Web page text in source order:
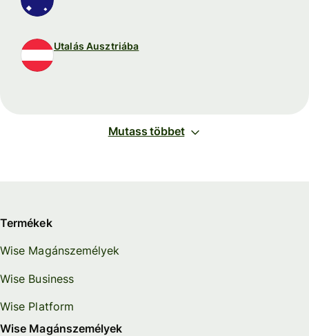
Utalás Ausztriába
Mutass többet
Termékek
Wise Magánszemélyek
Wise Business
Wise Platform
Wise Magánszemélyek